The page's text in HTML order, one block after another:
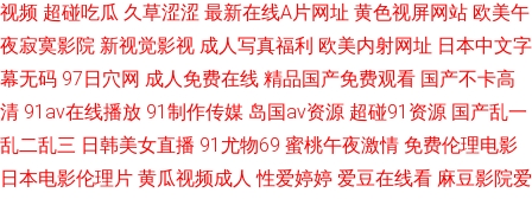
视频 超碰吃瓜 久草涩涩 最新在线A片网址 黄色视屏网站 欧美午
夜寂寞影院 新视觉影视 成人写真福利 欧美内射网址 日本中文字
幕无码 97日穴网 成人免费在线 精品国产免费观看 国产不卡高
清 91av在线播放 91制作传媒 岛国av资源 超碰91资源 国产乱一
乱二乱三 日韩美女直播 91尤物69 蜜桃午夜激情 免费伦理电影
日本电影伦理片 黄瓜视频成人 性爱婷婷 爱豆在线看 麻豆影院爱